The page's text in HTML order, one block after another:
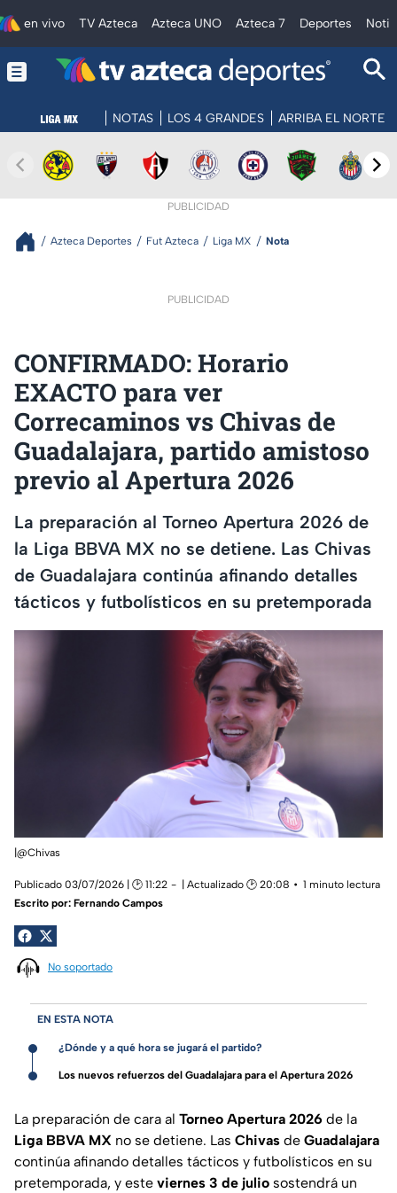
en vivo TV Azteca Azteca UNO Azteca 7 Deportes
NOTAS LOS 4 GRANDES ARRIBA EL NORTE
PUBLICIDAD
Azteca Deportes Fut Azteca Liga MX Nota
PUBLICIDAD
CONFIRMADO: Horario
EXACTO para ver
Correcaminos vs Chivas de
Guadalajara, partido amistoso
previo al Apertura 2026
La preparación al Torneo Apertura 2026 de
la Liga BBVA MX no se detiene. Las Chivas
de Guadalajara continúa afinando detalles
tácticos y futbolísticos en su pretemporada
|@Chivas
Publicado 03/07/2026 | 🕑 11:22 | Actualizado 🕑 20:08
1 minuto lectura
Escrito por: Fernando Campos
No soportado
EN ESTA NOTA
¿Dónde y a qué hora se jugará el partido?
Los nuevos refuerzos del Guadalajara para el Apertura 2026
La preparación de cara al Torneo Apertura 2026 de la
Liga BBVA MX no se detiene. Las Chivas de Guadalajara
continúa afinando detalles tácticos y futbolísticos en su
pretemporada, y este viernes 3 de julio sostendrá un